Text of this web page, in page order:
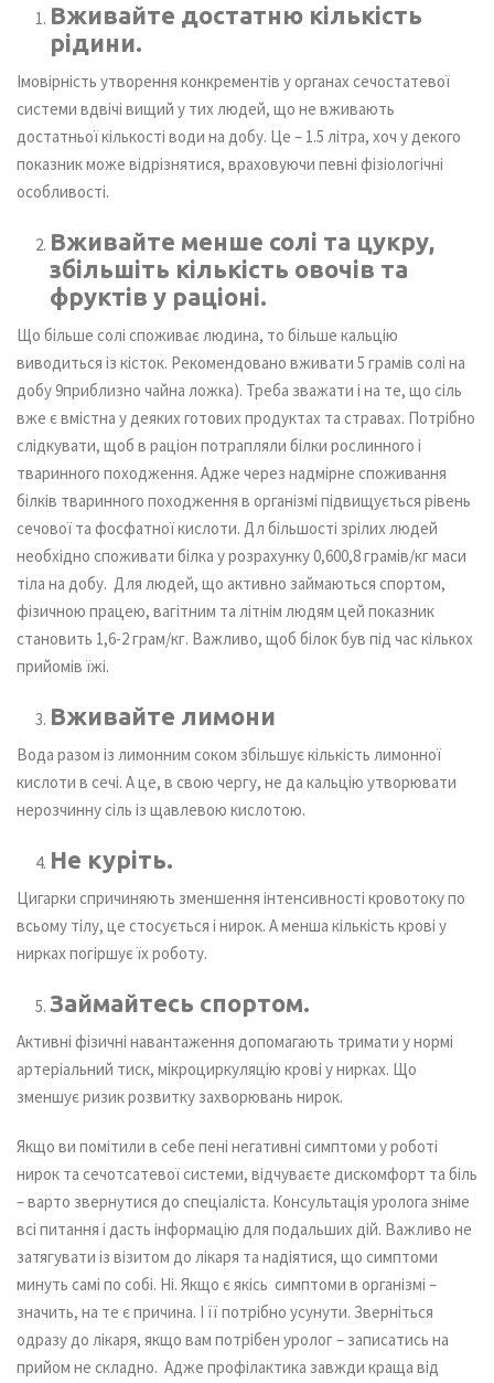
Вживайте достатню кількість
рідини.
Імовірність утворення конкрементів у органах сечостатевої
системи вдвічі вищий у тих людей, що не вживають
достатньої кількості води на добу. Це – 1.5 літра, хоч у декого
показник може відрізнятися, враховуючи певні фізіологічні
особливості.
Вживайте менше солі та цукру,
збільшіть кількість овочів та
фруктів у раціоні.
Що більше солі споживає людина, то більше кальцію
виводиться із кісток. Рекомендовано вживати 5 грамів солі на
добу 9приблизно чайна ложка). Треба зважати і на те, що сіль
вже є вмістна у деяких готових продуктах та стравах. Потрібно
слідкувати, щоб в раціон потрапляли білки рослинного і
тваринного походження. Адже через надмірне споживання
білків тваринного походження в організмі підвищується рівень
сечової та фосфатної кислоти. Дл більшості зрілих людей
необхідно споживати білка у розрахунку 0,600,8 грамів/кг маси
тіла на добу. Для людей, що активно займаються спортом,
фізичною працею, вагітним та літнім людям цей показник
становить 1,6-2 грам/кг. Важливо, щоб білок був під час кількох
прийомів їжі.
Вживайте лимони
Вода разом із лимонним соком збільшує кількість лимонної
кислоти в сечі. А це, в свою чергу, не да кальцію утворювати
нерозчинну сіль із щавлевою кислотою.
Не куріть.
Цигарки спричиняють зменшення інтенсивності кровотоку по
всьому тілу, це стосується і нирок. А менша кількість крові у
нирках погіршує їх роботу.
Займайтесь спортом.
Активні фізичні навантаження допомагають тримати у нормі
артеріальний тиск, мікроциркуляцію крові у нирках. Що
зменшує ризик розвитку захворювань нирок.
Якщо ви помітили в себе пені негативні симптоми у роботі
нирок та сечотсатевої системи, відчуваєте дискомфорт та біль
– варто звернутися до спеціаліста. Консультація уролога зніме
всі питання і дасть інформацію для подальших дій. Важливо не
затягувати із візитом до лікаря та надіятися, що симптоми
минуть самі по собі. Ні. Якщо є якісь симптоми в організмі –
значить, на те є причина. І її потрібно усунути. Зверніться
одразу до лікаря, якщо вам потрібен уролог – записатись на
прийом не складно. Адже профілактика завжди краща від